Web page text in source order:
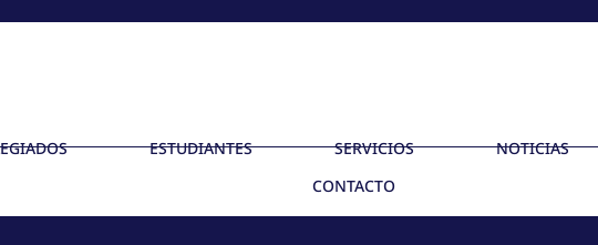
ESTUDIANTES SERVICIOS NOTICIAS
CONTACTO